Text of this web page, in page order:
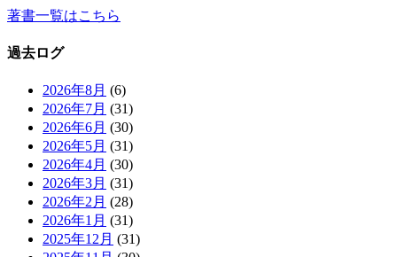
著書一覧はこちら
過去ログ
2026年8月 (6)
2026年7月 (31)
2026年6月 (30)
2026年5月 (31)
2026年4月 (30)
2026年3月 (31)
2026年2月 (28)
2026年1月 (31)
2025年12月 (31)